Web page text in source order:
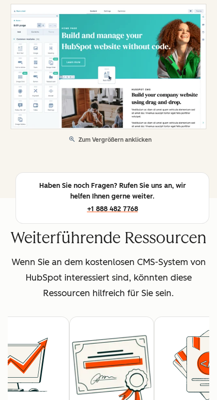
Zum Vergrößern anklicken
Haben Sie noch Fragen? Rufen Sie uns an, wir
helfen Ihnen gerne weiter.
+1 888 482 7768
Weiterführende Ressourcen
Wenn Sie an dem kostenlosen CMS-System von
HubSpot interessiert sind, könnten diese
Ressourcen hilfreich für Sie sein.